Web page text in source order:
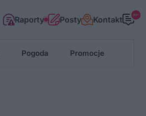
Raporty Posty Kontakt 99+
Pogoda Promocje